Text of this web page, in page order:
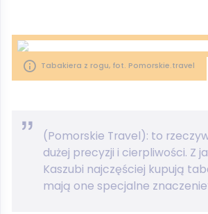
Tabakiera z rogu, fot. Pomorskie.travel
(Pomorskie Travel): to
dużej precyzji i cierpliwości. Z
Kaszubi najczęściej kupują
mają one specjalne